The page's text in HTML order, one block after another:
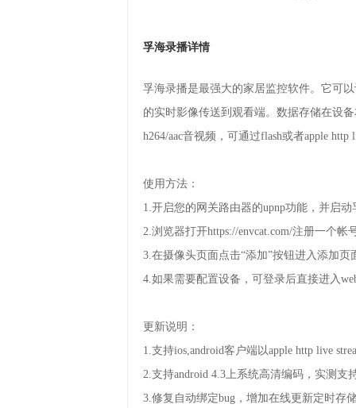
孚海录播详情
孚海录播是最强大的家居监控软件。它可
的实时影像传送到观看端。数据存储在设
h264/aac音视频，可通过flash或者apple
使用方法：
1.开启您的网关路由器的upnp功能，并启
2.浏览器打开https://envcat.com/注册一个帐
3.在摄像头页面点击“添加”按钮进入添加
4.如果需要配置设备，可登录后直接进入
更新说明：
1.支持ios,android客户端以apple http live
2.支持android 4.3上系统高清编码，实测支
3.修复自动绑定bug，增加在线更新定时存